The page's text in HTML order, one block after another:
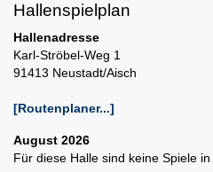
Hallenspielplan
Hallenadresse
Karl-Ströbel-Weg 1
91413 Neustadt/Aisch
[Routenplaner...]
August 2026
Für diese Halle sind keine Spiele